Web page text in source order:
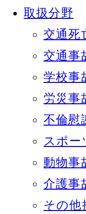
取扱分野
交通死
交通事
学校事
労災事
不倫慰
スポー
動物事
介護事
その他